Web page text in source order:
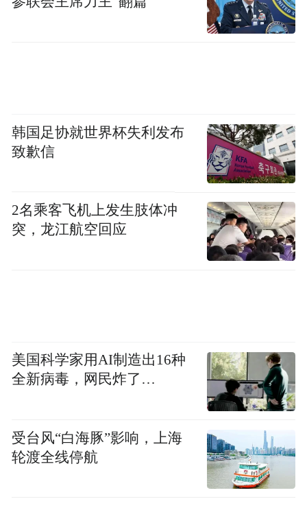
韩国足协就世界杯失利发布
致歉信
2名乘客飞机上发生肢体冲
突，龙江航空回应
美国科学家用AI制造出16种
全新病毒，网民炸了…
受台风“白海豚”影响，上海
轮渡全线停航